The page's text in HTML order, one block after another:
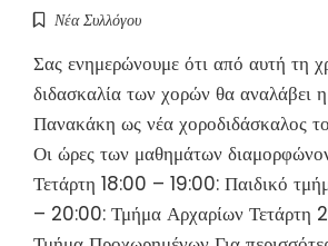
Νέα Συλλόγου
Σας ενημερώνουμε ότι από αυτή τη
διδασκαλία των χορών θα αναλάβει
Πανακάκη ως νέα χοροδιδάσκαλος
Οι ώρες των μαθημάτων
Τετάρτη 18:00 – 19:00: Παιδικό
– 20:00: Τμήμα Αρχαρίων Τετάρτη